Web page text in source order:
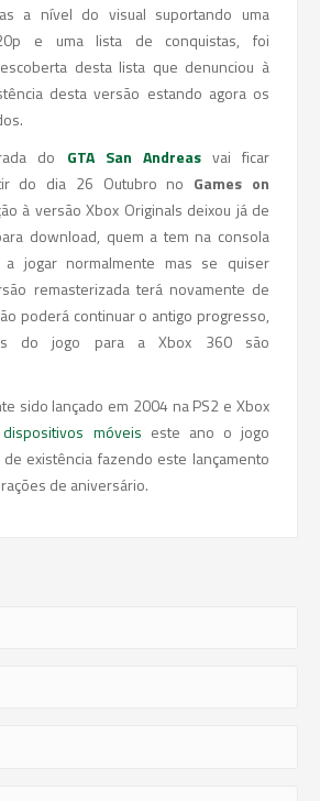
a nível do visual suportando uma
e uma lista de conquistas, foi
desta lista que denunciou à
desta versão estando agora os
do
GTA San Andreasvai ficar
do dia 26 Outubro no Games on
à versão Xbox Originals deixou já de
download, quem a tem na consola
a jogar normalmente mas se quiser
remasterizada terá novamente de
poderá continuar o antigo progresso,
do jogo para a Xbox 360 são
sido lançado em 2004 na PS2 e Xbox
dispositivos móveis este ano o jogo
existência fazendo este lançamento
de aniversário.